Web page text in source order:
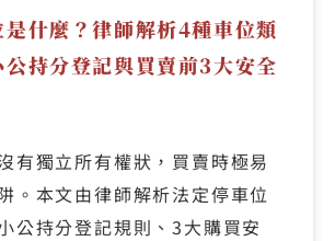
什麼？律師解析4種車位類
持分登記與買賣前3大安全
有獨立所有權狀，買賣時極易
。本文由律師解析法定停車位
公持分登記規則、3大購買安